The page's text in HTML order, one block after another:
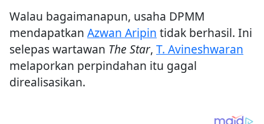
Walau bagaimanapun, usaha DPMM
mendapatkan Azwan Aripin tidak berhasil. Ini
selepas wartawan The Star, T. Avineshwaran
melaporkan perpindahan itu gagal
direalisasikan.